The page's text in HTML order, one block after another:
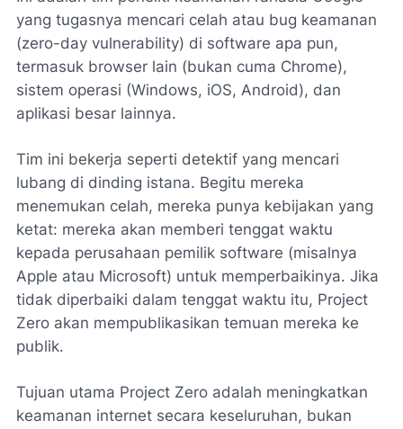
yang tugasnya mencari celah atau bug keamanan
(zero-day vulnerability) di software apa pun,
termasuk browser lain (bukan cuma Chrome),
sistem operasi (Windows, iOS, Android), dan
aplikasi besar lainnya.
Tim ini bekerja seperti detektif yang mencari
lubang di dinding istana. Begitu mereka
menemukan celah, mereka punya kebijakan yang
ketat: mereka akan memberi tenggat waktu
kepada perusahaan pemilik software (misalnya
Apple atau Microsoft) untuk memperbaikinya. Jika
tidak diperbaiki dalam tenggat waktu itu, Project
Zero akan mempublikasikan temuan mereka ke
publik.
Tujuan utama Project Zero adalah meningkatkan
keamanan internet secara keseluruhan, bukan